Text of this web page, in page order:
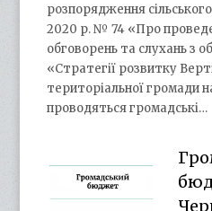
розпорядження
2020 р. № 74 «Про
обговорень та слухань з
«Стратегії розвитку
територіальної громади
проводяться громадські…